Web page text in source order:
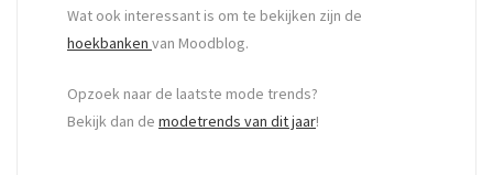
Wat ook interessant is om te bekijken zijn de
hoekbanken van Moodblog.
Opzoek naar de laatste mode trends?
Bekijk dan de modetrends van dit jaar!